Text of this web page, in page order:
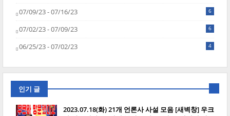
07/09/23 - 07/16/23 6
07/02/23 - 07/09/23 6
06/25/23 - 07/02/23 4
인기 글
2023.07.18(화) 21개 언론사 사설 모음 [새벽창] 우크